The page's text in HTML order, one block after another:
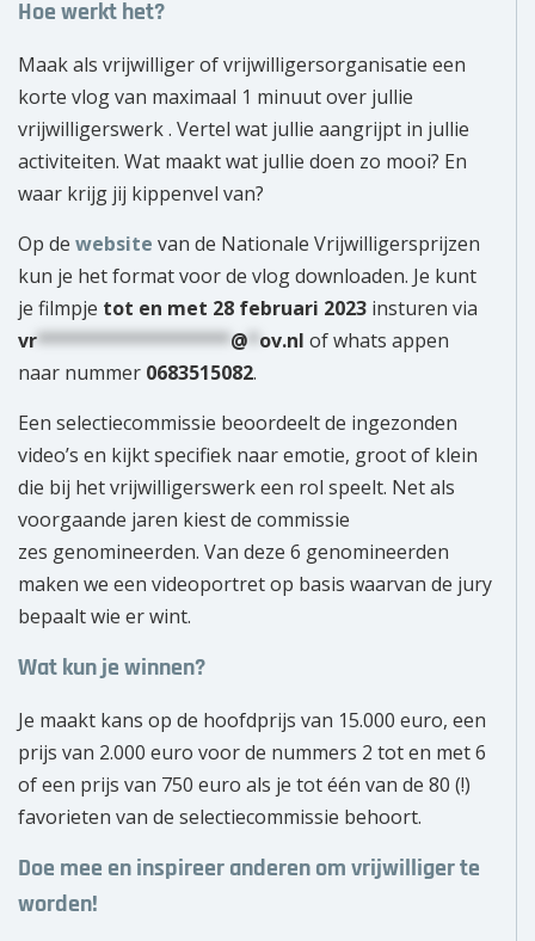
Hoe werkt het?
Maak als vrijwilliger of vrijwilligersorganisatie een
korte vlog van maximaal 1 minuut over jullie
vrijwilligerswerk . Vertel wat jullie aangrijpt in jullie
activiteiten. Wat maakt wat jullie doen zo mooi? En
waar krijg jij kippenvel van?
Op de website van de Nationale Vrijwilligersprijzen
kun je het format voor de vlog downloaden. Je kunt
je filmpje tot en met 28 februari 2023 insturen via
vr******************@ ov.nl of whats appen
naar nummer 0683515082.
Een selectiecommissie beoordeelt de ingezonden
video’s en kijkt specifiek naar emotie, groot of klein
die bij het vrijwilligerswerk een rol speelt. Net als
voorgaande jaren kiest de commissie
zes genomineerden. Van deze 6 genomineerden
maken we een videoportret op basis waarvan de jury
bepaalt wie er wint.
Wat kun je winnen?
Je maakt kans op de hoofdprijs van 15.000 euro, een
prijs van 2.000 euro voor de nummers 2 tot en met 6
of een prijs van 750 euro als je tot één van de 80 (!)
favorieten van de selectiecommissie behoort.
Doe mee en inspireer anderen om vrijwilliger te
worden!